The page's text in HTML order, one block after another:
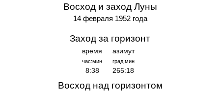
Восход и заход Луны
14 февраля 1952 года
Заход за горизонт
время
час:мин
8:38
азимут
град:мин
265:18
Восход над горизонтом